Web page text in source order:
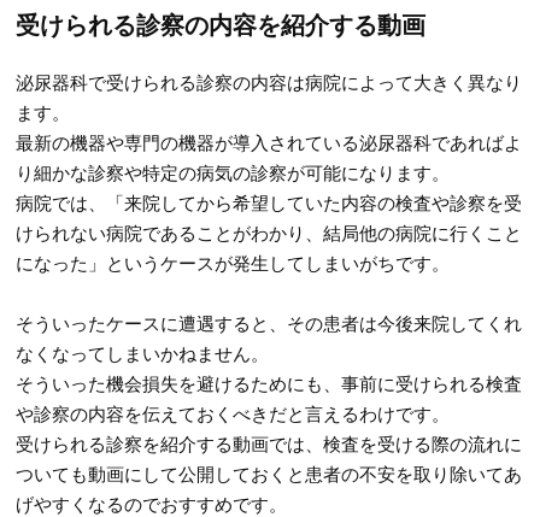
受けられる診察の内容を紹介する動画
泌尿器科で受けられる診察の内容は病院によって大きく異なり
ます。
最新の機器や専門の機器が導入されている泌尿器科であればよ
り細かな診察や特定の病気の診察が可能になります。
病院では、「来院してから希望していた内容の検査や診察を受
けられない病院であることがわかり、結局他の病院に行くこと
になった」というケースが発生してしまいがちです。
そういったケースに遭遇すると、その患者は今後来院してくれ
なくなってしまいかねません。
そういった機会損失を避けるためにも、事前に受けられる検査
や診察の内容を伝えておくべきだと言えるわけです。
受けられる診察を紹介する動画では、検査を受ける際の流れに
ついても動画にして公開しておくと患者の不安を取り除いてあ
げやすくなるのでおすすめです。